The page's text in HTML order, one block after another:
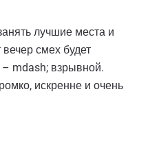
лучшие места и
смех будет
mdash; взрывной.
искренне и очень